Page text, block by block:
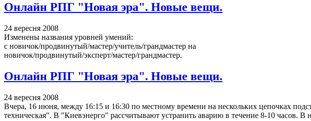
Онлайн РПГ "Новая эра". Новые вещи.
24 вересня 2008
Изменены названия уровней умений:
с новичок/продвинутый/мастер/учитель/грандмастер на
новичок/продвинутый/эксперт/мастер/грандмастер.
Онлайн РПГ "Новая эра". Новые вещи.
24 вересня 2008
Вчера, 16 июня, между 16:15 и 16:30 по местному времени на нескольких цепочках
техническая". В "Киевэнерго" рассчитывают устранить аварию в течение 8-10 часов. В